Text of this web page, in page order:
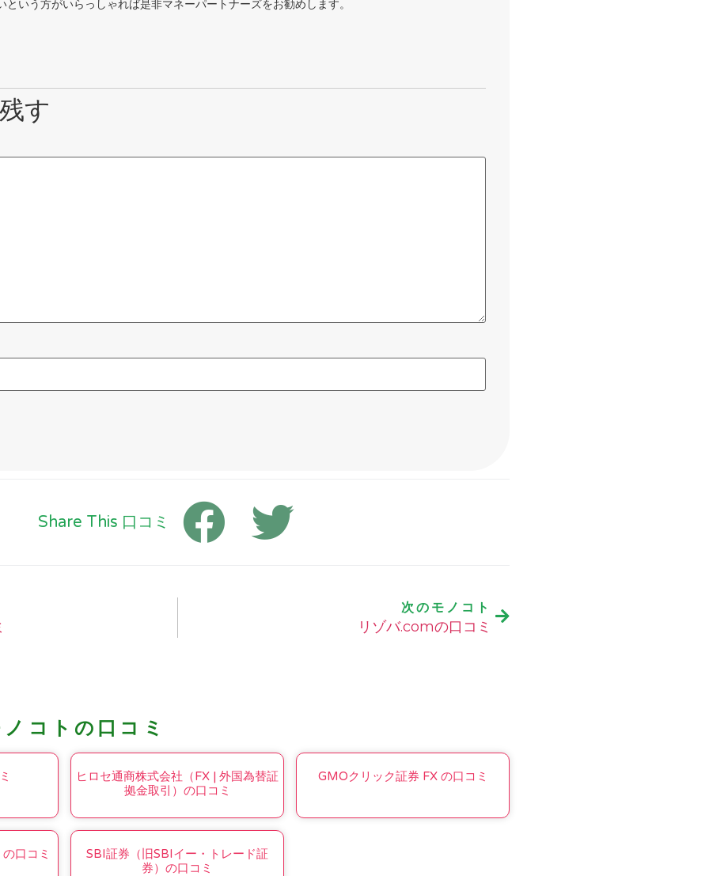
という方がいらっしゃれば是非マネーパートナーズをお勧めします。
す
Share This 口コミ
次のモノコト
リゾバ.comの口コミ
コトの口コミ
ヒロセ通商株式会社（FX | 外国為替証
拠金取引）の口コミ
GMOクリック証券 FX の口コミ
口コミ
SBI証券（旧SBIイー・トレード証
券）の口コミ